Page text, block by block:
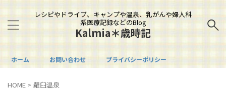
レシピやドライブ、キャンプや温泉、乳がんや婦人科
系医療記録などのBlog
Kalmia＊歳時記
ホーム お問い合わせ プライバシーポリシー
HOME > 羅臼温泉